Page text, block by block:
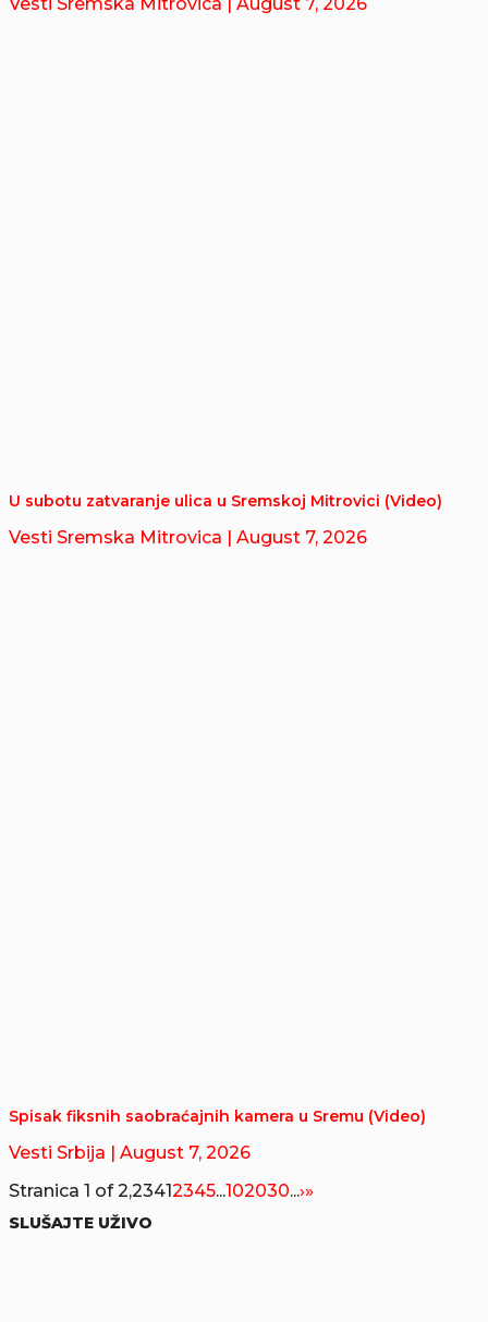
Vesti Sremska Mitrovica | August 7, 2026
U subotu zatvaranje ulica u Sremskoj Mitrovici (Video)
Vesti Sremska Mitrovica | August 7, 2026
Spisak fiksnih saobraćajnih kamera u Sremu (Video)
Vesti Srbija
| August 7, 2026
Stranica 1 of 2,23412345...102030...›»
SLUŠAJTE UŽIVO